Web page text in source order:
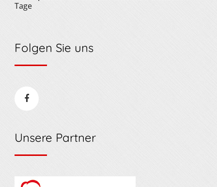
Tage
Folgen Sie uns
Unsere Partner